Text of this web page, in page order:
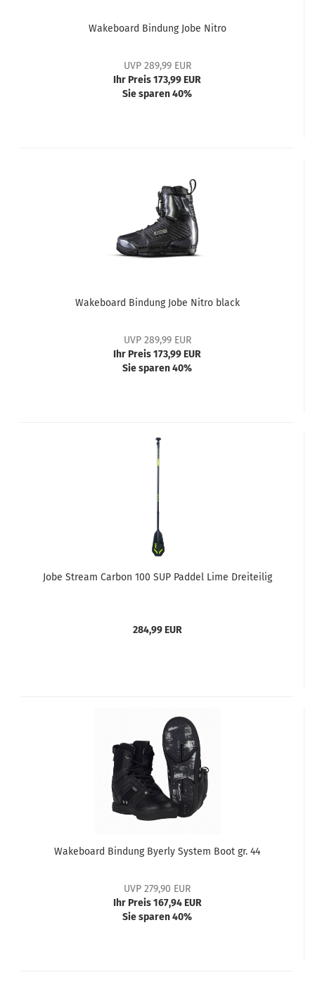
Wakeboard Bindung Jobe Nitro
UVP 289,99 EUR
Ihr Preis 173,99 EUR
Sie sparen 40%
Wakeboard Bindung Jobe Nitro black
UVP 289,99 EUR
Ihr Preis 173,99 EUR
Sie sparen 40%
Jobe Stream Carbon 100 SUP Paddel Lime Dreiteilig
284,99 EUR
Wakeboard Bindung Byerly System Boot gr. 44
UVP 279,90 EUR
Ihr Preis 167,94 EUR
Sie sparen 40%